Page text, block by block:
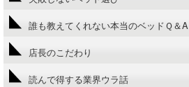
誰も教えてくれない本当のベッドＱ＆A
店長のこだわり
読んで得する業界ウラ話